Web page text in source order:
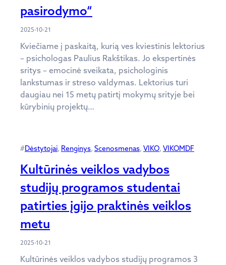
pasirodymo“
2025-10-21
Kviečiame į paskaitą, kurią ves kviestinis lektorius
– psichologas Paulius Rakštikas. Jo ekspertinės
sritys – emocinė sveikata, psichologinis
lankstumas ir streso valdymas. Lektorius turi
daugiau nei 15 metų patirtį mokymų srityje bei
kūrybinių projektų…
#Dėstytojai, Renginys, Scenosmenas, VIKO, VIKOMDF
Kultūrinės veiklos vadybos
studijų programos studentai
patirties įgijo praktinės veiklos
metu
2025-10-21
Kultūrinės veiklos vadybos studijų programos 3